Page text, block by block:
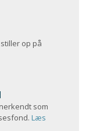
op på
som
Læs